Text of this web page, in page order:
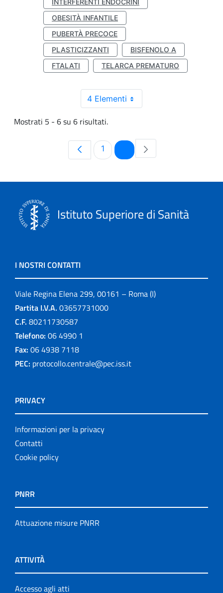
INTERFERENTI ENDOCRINI
OBESITÀ INFANTILE
PUBERTÀ PRECOCE
PLASTICIZZANTI
BISFENOLO A
FTALATI
TELARCA PREMATURO
4 Elementi
Mostrati 5 - 6 su 6 risultati.
Pagina
1 Pagina
Istituto Superiore di Sanità
I NOSTRI CONTATTI
Viale Regina Elena 299, 00161 – Roma (I)
Partita I.V.A. 03657731000
C.F. 80211730587
Telefono: 06 4990 1
Fax: 06 4938 7118
PEC: protocollo.centrale@pec.iss.it
PRIVACY
Informazioni per la privacy
Contatti
Cookie policy
PNRR
Attuazione misure PNRR
ATTIVITÀ
Accesso agli atti